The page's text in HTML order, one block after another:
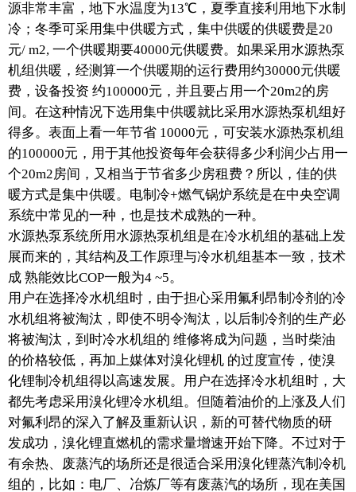
源非常丰富，地下水温度为13℃，夏季直接利用地下水制
冷；冬季可采用集中供暖方式，集中供暖的供暖费是20
元/ m2, 一个供暖期要40000元供暖费。如果采用水源热泵
机组供暖，经测算一个供暖期的运行费用约30000元供暖
费，设备投资 约100000元，并且要占用一个20m2的房
间。在这种情况下选用集中供暖就比采用水源热泵机组好
得多。表面上看一年节省 10000元，可安装水源热泵机组
的100000元，用于其他投资每年会获得多少利润少占用一
个20m2房间，又相当于节省多少房租费？所以，佳的供
暖方式是集中供暖。电制冷+燃气锅炉系统是在中央空调
系统中常见的一种，也是技术成熟的一种。
水源热泵系统所用水源热泵机组是在冷水机组的基础上发
展而来的，其结构及工作原理与冷水机组基本一致，技术
成 熟能效比COP一般为4 ~5。
用户在选择冷水机组时，由于担心采用氟利昂制冷剂的冷
水机组将被淘汰，即使不明令淘汰，以后制冷剂的生产必
将被淘汰，到时冷水机组的 维修将成为问题，当时柴油
的价格较低，再加上媒体对溴化锂机 的过度宣传，使溴
化锂制冷机组得以高速发展。用户在选择冷水机组时，大
都先考虑采用溴化锂冷水机组。但随着油价的上涨及人们
对氟利昂的深入了解及重新认识，新的可替代物质的研
发成功，溴化锂直燃机的需求量增速开始下降。不过对于
有余热、废蒸汽的场所还是很适合采用溴化锂蒸汽制冷机
组的，比如：电厂、冶炼厂等有废蒸汽的场所，现在美国